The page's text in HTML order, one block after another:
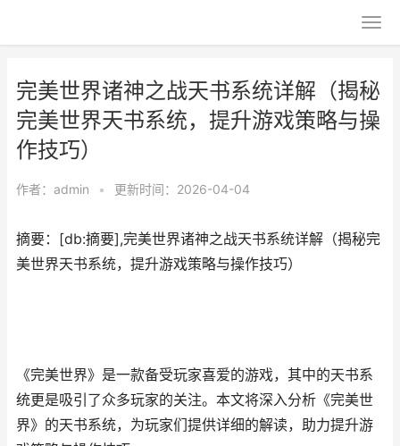
完美世界诸神之战天书系统详解（揭秘
完美世界天书系统，提升游戏策略与操
作技巧）
作者： admin • 更新时间：2026-04-04
摘要：[db:摘要],完美世界诸神之战天书系统详解（揭秘完
美世界天书系统，提升游戏策略与操作技巧）
《完美世界》是一款备受玩家喜爱的游戏，其中的天书系
统更是吸引了众多玩家的关注。本文将深入分析《完美世
界》的天书系统，为玩家们提供详细的解读，助力提升游